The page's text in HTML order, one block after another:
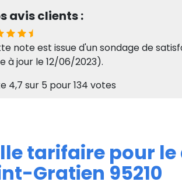
avis clients :
note est issue d'un sondage de
à jour le 12/06/2023).
4,7 sur 5 pour134 votes
tarifaire pour le
Gratien 95210